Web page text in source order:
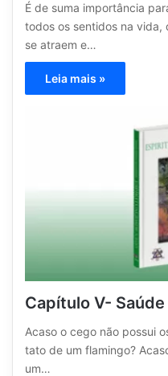
É de suma importância
todos os sentidos na vida,
se atraem e…
Leia mais »
Capítulo V-
Acaso o cego não possui
tato de um flamingo?
um…